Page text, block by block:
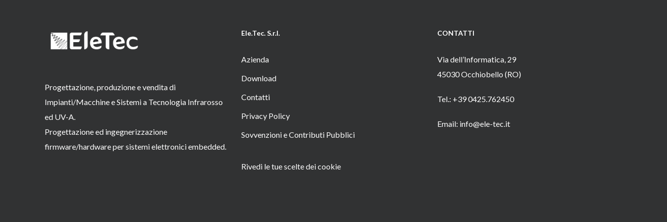
Progettazione, produzione e vendita di
Impianti/Macchine e Sistemi a Tecnologia Infrarosso
ed UV-A.
Progettazione ed ingegnerizzazione
firmware/hardware per sistemi elettronici embedded.
Ele.Tec. S.r.l.
Azienda
Download
Contatti
Privacy Policy
Sovvenzioni e Contributi Pubblici
Rivedi le tue scelte dei cookie
CONTATTI
Via dell’Informatica, 29
45030 Occhiobello (RO)
Tel.: +39 0425.762450
Email: info@ele-tec.it